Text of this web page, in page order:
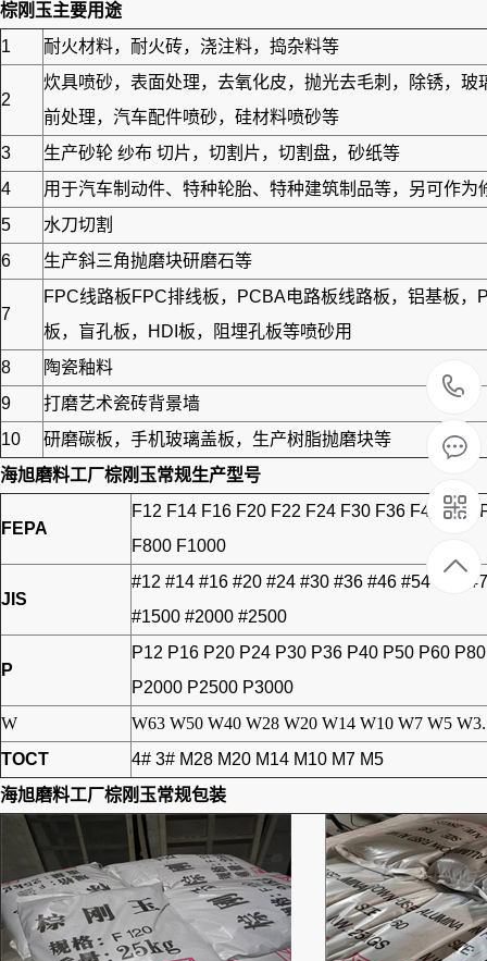
棕刚玉主要用途
1
耐火材料，耐火砖，浇注料，捣杂料等
2
炊具喷砂，表面处理，去氧化皮，抛光去毛刺，除锈，
前处理，汽车配件喷砂，硅材料喷砂等
3
生产砂轮 纱布 切片，切割片，切割盘，砂纸等
4
用于汽车制动件、特种轮胎、特种建筑制品等，另可作
5
水刀切割
6
生产斜三角抛磨块研磨石等
7
FPC线路板FPC排线板，PCBA电路板线路板，铝基板
板，盲孔板，HDI板，阻埋孔板等喷砂用
8
陶瓷釉料
9
打磨艺术瓷砖背景墙
10
研磨碳板，手机玻璃盖板，生产树脂抛磨块等
海旭磨料工厂棕刚玉常规生产型号
FEPA
F12 F14 F16 F20 F22 F24 F30 F36 F40
F800 F1000
JIS
#12 #14 #16 #20 #24 #30 #36 #46 #54 #60
#1500 #2000 #2500
P
P12 P16 P20 P24 P30 P36 P40 P50 P60
P2000 P2500 P3000
W
W63 W50 W40 W28 W20 W14 W10 W7 W5
TOCT
4# 3# M28 M20 M14 M10 M7 M5
海旭磨料工厂棕刚玉常规包装